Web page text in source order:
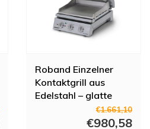
Roband Einzelner
Kontaktgrill aus
Edelstahl – glatte
€1.661,10
€980,58